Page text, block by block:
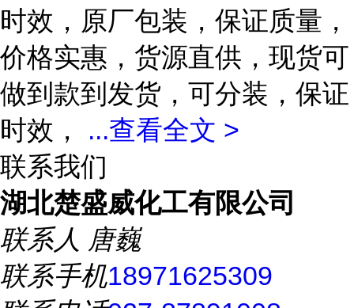
时效，原厂包装，保证质量，
价格实惠，货源直供，现货可
做到款到发货，可分装，保证
时效， ...查看全文 >
联系我们
湖北楚盛威化工有限公司
联系人 唐巍
联系手机18971625309